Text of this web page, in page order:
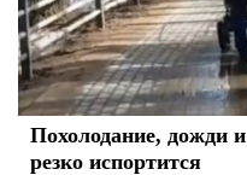
Похолодание, дожди
резко испортится